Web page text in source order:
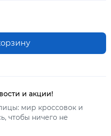
и акции!
мир кроссовок и
чтобы ничего не